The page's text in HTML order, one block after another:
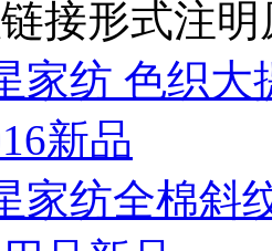
接形式注
家纺 色织大
新品
家纺全棉斜